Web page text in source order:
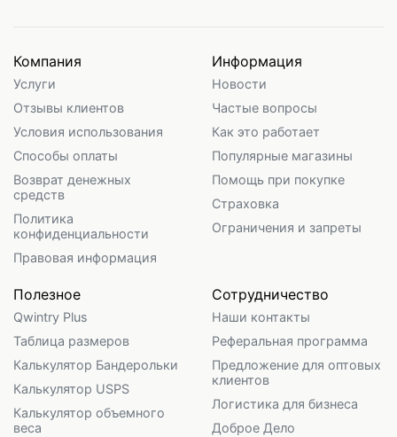
Компания
Услуги
Отзывы клиентов
Условия использования
Способы оплаты
Возврат денежных
средств
Политика
конфиденциальности
Правовая информация
Информация
Новости
Частые вопросы
Как это работает
Популярные магазины
Помощь при покупке
Страховка
Ограничения и запреты
Полезное
Qwintry Plus
Таблица размеров
Калькулятор Бандерольки
Калькулятор USPS
Калькулятор объемного
веса
Сотрудничество
Наши контакты
Реферальная программа
Предложение для оптовых
клиентов
Логистика для бизнеса
Доброе Дело